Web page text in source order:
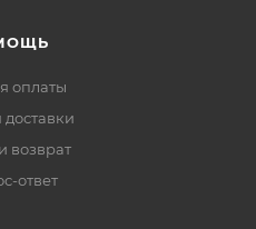
оплаты
доставки
возврат
ответ